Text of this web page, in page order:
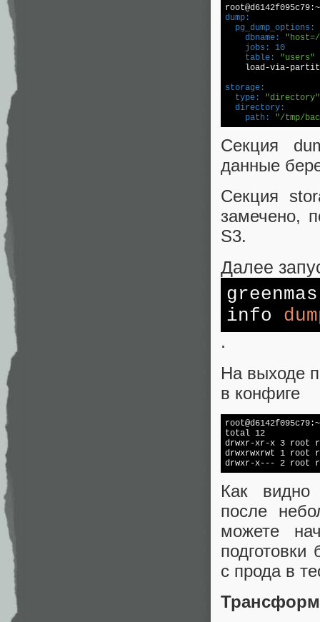
root@d6142f095c79:~
dump:
  pg_dump_options:
    dbname:
"host=/
    jobs:
10
    table:
"users"
storage:
  type:
"directory"
  directory:
    path:
"/tmp/
Секция
данные
Секция
замечено,
S3.
Далее
info
.
На выходе
в конфиге
root@d6142f095c79:~
total 12
drwxr-xr-x 3 root
drwxrwxrwt 1 root
drwxr-x--- 2 root
Как видно
после
можете
с прода в